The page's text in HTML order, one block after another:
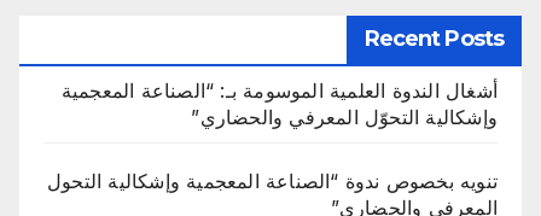
Recent Posts
أشغال الندوة العلمية الموسومة بـ: “الصناعة المعجمية
وإشكالية التحوّل المعرفي والحضاري”
تنويه بخصوص ندوة “الصناعة المعجمية وإشكالية التحول
المعرفي والحضاري”